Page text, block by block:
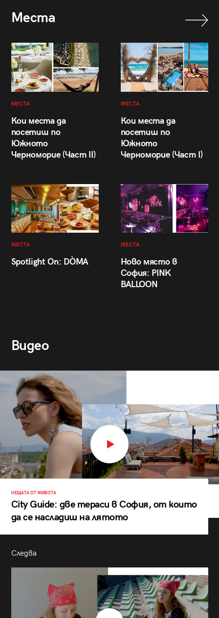
Места
МЕСТА
Кои места да
посетиш по
Южното
Черноморие (Част II)
МЕСТА
Кои места да
посетиш по
Южното
Черноморие (Част I)
МЕСТА
Spotlight On: DÒMA
МЕСТА
Ново място в
София: PINK
BALLOON
Видео
НЕЩАТА ОТ ЖИВОТА
City Guide: две тераси в София, от които
да се насладиш на лятото
Следва